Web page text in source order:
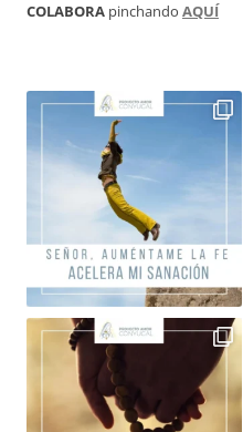
COLABORA pinchando AQUÍ